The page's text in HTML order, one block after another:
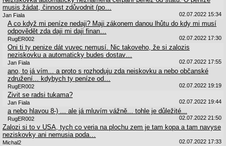
musis žádat, činnost zdůvodnit (po…
Jan Fiala 02.07.2022 15:34
A co když mi peníze nedaji? Maji zákonem danou lhůtu do kdy mi musí
odpovědět zda daji mi daji finan…
RugER002 02.07.2022 17:30
Oni ti ty penize dát vuvec nemusí. Nic takoveho, že si zalozis
neziskovku a automaticky budes dostav…
Jan Fiala 02.07.2022 17:55
ano, to já vím... a proto s rozhoduju zda neiskovku a nebo občanské
združení... kdybych ty peníze od…
RugER002 02.07.2022 19:19
Zivit se radsi tukama?
Jan Fiala 02.07.2022 19:44
a nebo hlavou 8-) ... ale já mluvím vážně... tohle je důležité...
RugER002 02.07.2022 21:50
Zalozi si to v USA, tych co veria na plochu zem je tam kopa a tam navyse
neziskovky ani nemusia poda…
Michal2 02.07.2022 17:33